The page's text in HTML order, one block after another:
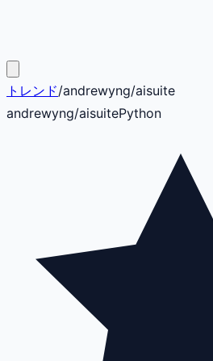
トレンド/andrewyng/aisuite
andrewyng/aisuitePython